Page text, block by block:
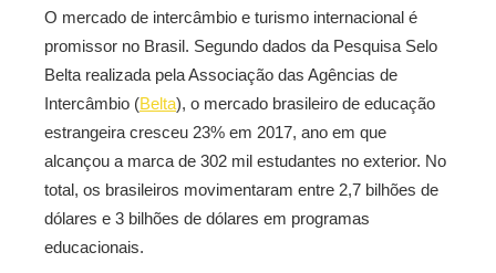
O mercado de intercâmbio e turismo internacional é
promissor no Brasil. Segundo dados da Pesquisa Selo
Belta realizada pela Associação das Agências de
Intercâmbio (Belta), o mercado brasileiro de educação
estrangeira cresceu 23% em 2017, ano em que
alcançou a marca de 302 mil estudantes no exterior. No
total, os brasileiros movimentaram entre 2,7 bilhões de
dólares e 3 bilhões de dólares em programas
educacionais.